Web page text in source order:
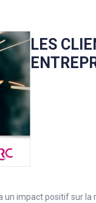
LES
impact positif sur la